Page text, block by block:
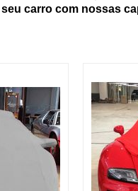
carro com nossas